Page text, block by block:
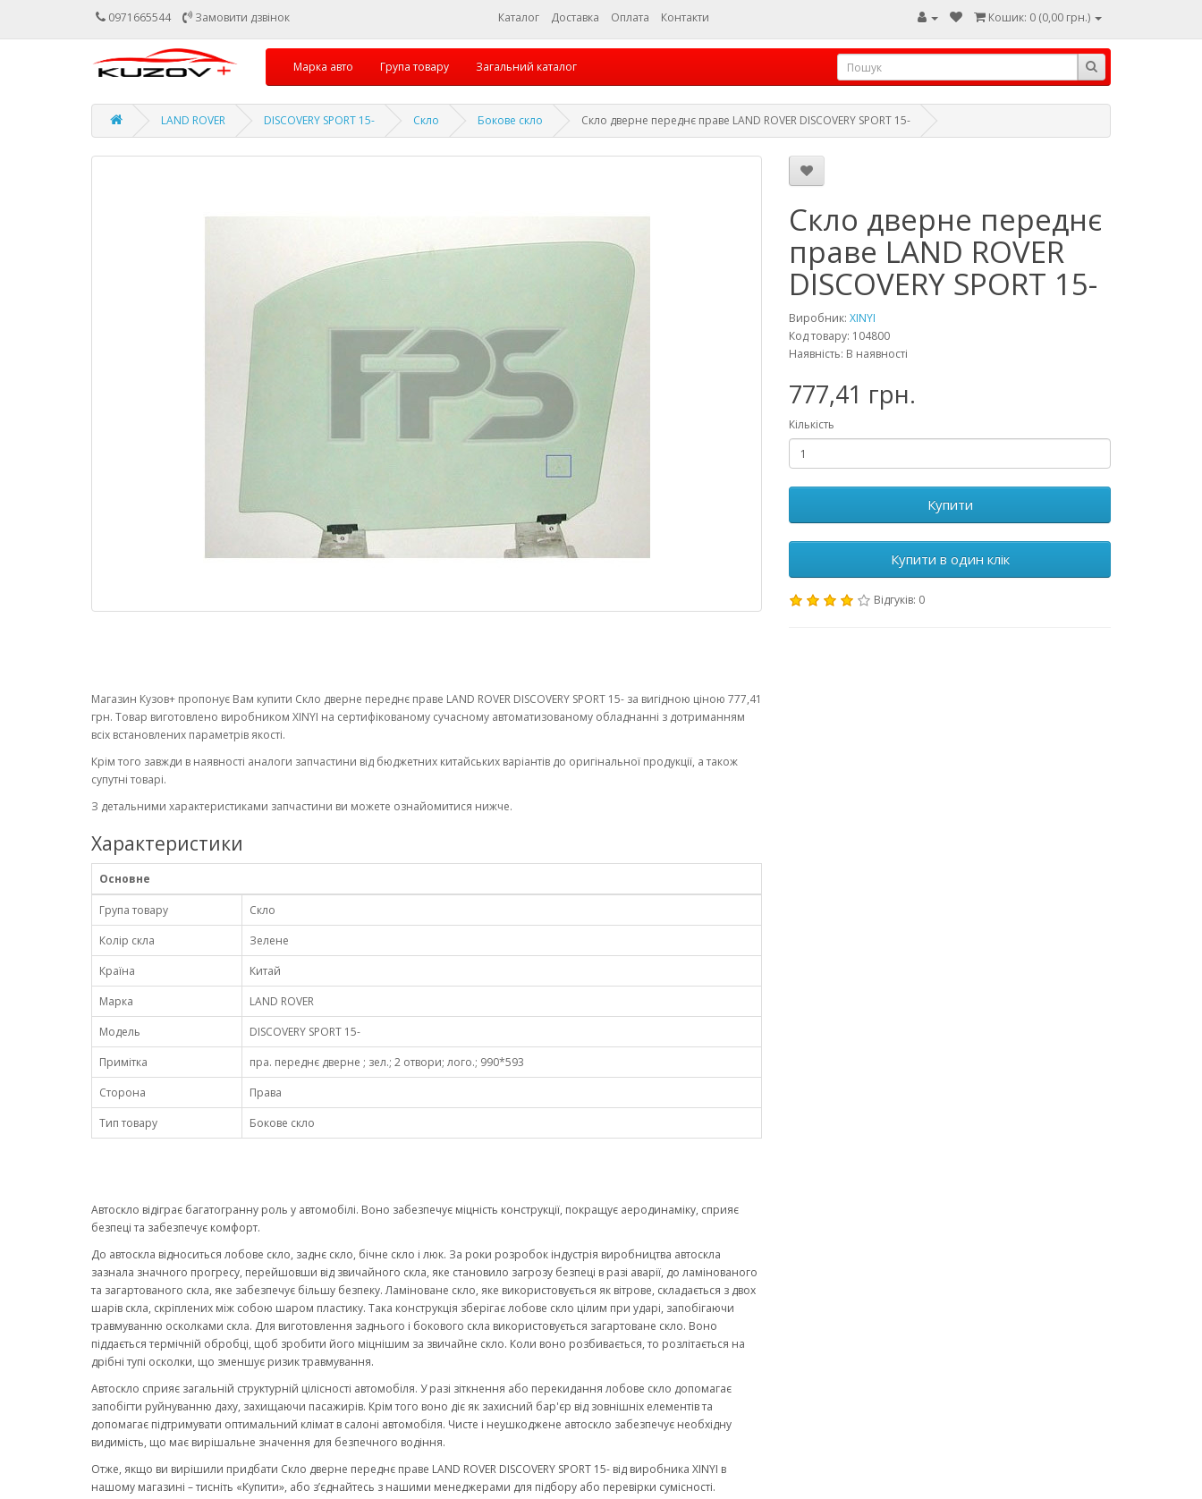
0971665544 Замовити дзвінок Каталог Доставка Оплата Контакти Кошик: 0 (0,00 грн.)
Марка авто Група товару Загальний каталог
LAND ROVER DISCOVERY SPORT 15- Скло Бокове скло Скло дверне переднє праве LAND ROVER DISCOVERY SPORT 15-
Скло дверне переднє
праве LAND ROVER
DISCOVERY SPORT 15-
Виробник: XINYI
Код товару: 104800
Наявність: В наявності
777,41 грн.
Кількість
Купити
Купити в один клік
Відгуків: 0
Магазин Кузов+ пропонує Вам купити Скло дверне переднє праве LAND ROVER DISCOVERY SPORT 15- за вигідною ціною 777,41
грн. Товар виготовлено виробником XINYI на сертифікованому сучасному автоматизованому обладнанні з дотриманням
всіх встановлених параметрів якості.
Крім того завжди в наявності аналоги запчастини від бюджетних китайських варіантів до оригінальної продукції, а також
супутні товарі.
З детальними характеристиками запчастини ви можете ознайомитися нижче.
Характеристики
Основне
Група товару
Скло
Колір скла
Зелене
Країна
Китай
Марка
LAND ROVER
Модель
DISCOVERY SPORT 15-
Примітка
пра. переднє дверне ; зел.; 2 отвори; лого.; 990*593
Сторона
Права
Тип товару
Бокове скло
Автоскло відіграє багатогранну роль у автомобілі. Воно забезпечує міцність конструкції, покращує аеродинаміку, сприяє
безпеці та забезпечує комфорт.
До автоскла відноситься лобове скло, заднє скло, бічне скло і люк. За роки розробок індустрія виробництва автоскла
зазнала значного прогресу, перейшовши від звичайного скла, яке становило загрозу безпеці в разі аварії, до ламінованого
та загартованого скла, яке забезпечує більшу безпеку. Ламіноване скло, яке використовується як вітрове, складається з двох
шарів скла, скріплених між собою шаром пластику. Така конструкція зберігає лобове скло цілим при ударі, запобігаючи
травмуванню осколками скла. Для виготовлення заднього і бокового скла використовується загартоване скло. Воно
піддається термічній обробці, щоб зробити його міцнішим за звичайне скло. Коли воно розбивається, то розлітається на
дрібні тупі осколки, що зменшує ризик травмування.
Автоскло сприяє загальній структурній цілісності автомобіля. У разі зіткнення або перекидання лобове скло допомагає
запобігти руйнуванню даху, захищаючи пасажирів. Крім того воно діє як захисний бар'єр від зовнішніх елементів та
допомагає підтримувати оптимальний клімат в салоні автомобіля. Чисте і неушкоджене автоскло забезпечує необхідну
видимість, що має вирішальне значення для безпечного водіння.
Отже, якщо ви вирішили придбати Скло дверне переднє праве LAND ROVER DISCOVERY SPORT 15- від виробника XINYI в
нашому магазині – тисніть «Купити», або з’єднайтесь з нашими менеджерами для підбору або перевірки сумісності.